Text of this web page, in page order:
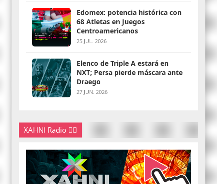
Edomex: potencia histórica con
68 Atletas en Juegos
Centroamericanos
25 JUL. 2026
Elenco de Triple A estará en
NXT; Persa pierde máscara ante
Draego
27 JUN. 2026
XAHNI Radio 👇🏽